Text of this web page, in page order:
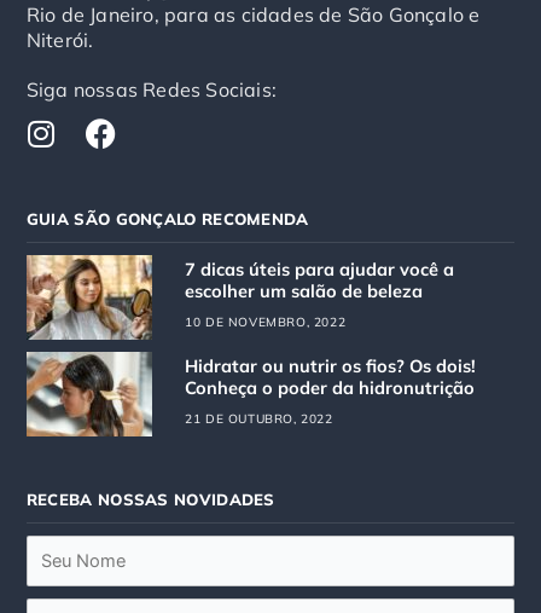
Rio de Janeiro, para as cidades de São Gonçalo e
Niterói.
Siga nossas Redes Sociais:
I
n
t
a
g
r
a
m
F
a
e
b
o
o
k
GUIA SÃO GONÇALO RECOMENDA
7 dicas úteis para ajudar você a
escolher um salão de beleza
10 DE NOVEMBRO, 2022
Hidratar ou nutrir os fios? Os dois!
Conheça o poder da hidronutrição
21 DE OUTUBRO, 2022
RECEBA NOSSAS NOVIDADES